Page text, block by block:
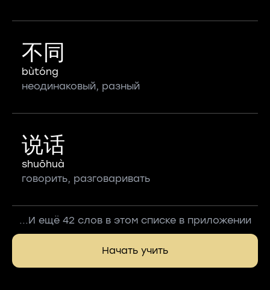
不同
bùtóng
неодинаковый, разный
说话
shuōhuà
говорить, разговаривать
...И ещё 42 слов в этом списке в приложении
Начать учить